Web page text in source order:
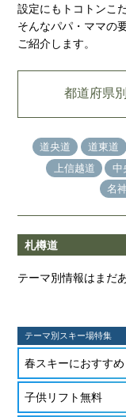
設定にもトコトンこ
そんなパパ・ママの
ご紹介します。
都道府県別
道央道 道東道
上信越道
中
名
札樽道
テーマ別情報はまだ
テーマ別スキー場特集
春スキーにおすすめ
子供リフト無料